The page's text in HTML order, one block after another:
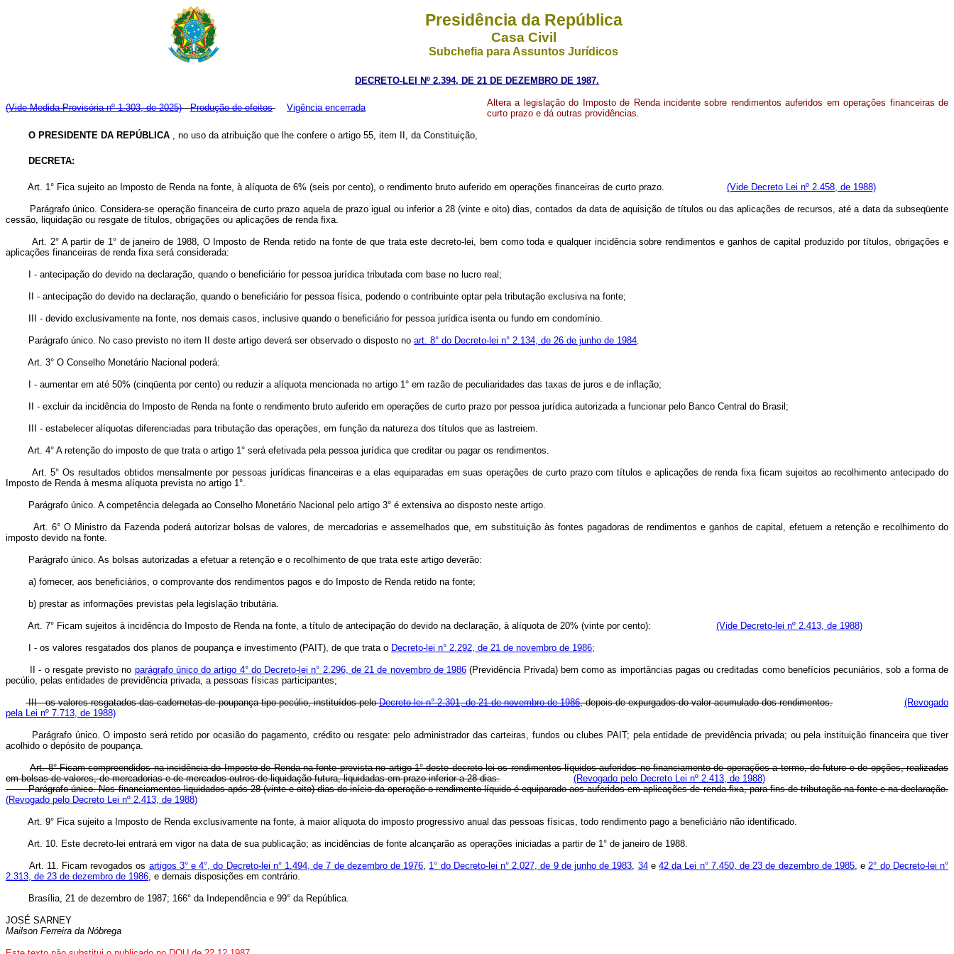
Presidência da República
Casa Civil
Subchefia para Assuntos Jurídicos
DECRETO-LEI Nº 2.394, DE 21 DE DEZEMBRO DE 1987.
(Vide Medida Provisória nº 1.303, de 2025) Produção de efeitos Vigência encerrada
Altera a legislação do Imposto de Renda incidente sobre rendimentos auferidos em operações financeiras de
curto prazo e dá outras providências.
O PRESIDENTE DA REPÚBLICA , no uso da atribuição que lhe confere o artigo 55, item II, da Constituição,
DECRETA:
Art. 1° Fica sujeito ao Imposto de Renda na fonte, à alíquota de 6% (seis por cento), o rendimento bruto auferido em operações financeiras de curto prazo. (Vide Decreto Lei nº 2.458, de 1988)
Parágrafo único. Considera-se operação financeira de curto prazo aquela de prazo igual ou inferior a 28 (vinte e oito) dias, contados da data de aquisição de títulos ou das aplicações de recursos, até a data da subseqüente
cessão, liquidação ou resgate de títulos, obrigações ou aplicações de renda fixa.
Art. 2° A partir de 1° de janeiro de 1988, O Imposto de Renda retido na fonte de que trata este decreto-lei, bem como toda e qualquer incidência sobre rendimentos e ganhos de capital produzido por títulos, obrigações e
aplicações financeiras de renda fixa será considerada:
I - antecipação do devido na declaração, quando o beneficiário for pessoa jurídica tributada com base no lucro real;
II - antecipação do devido na declaração, quando o beneficiário for pessoa física, podendo o contribuinte optar pela tributação exclusiva na fonte;
III - devido exclusivamente na fonte, nos demais casos, inclusive quando o beneficiário for pessoa jurídica isenta ou fundo em condomínio.
Parágrafo único. No caso previsto no item II deste artigo deverá ser observado o disposto no art. 8° do Decreto-lei n° 2.134, de 26 de junho de 1984
Art. 3° O Conselho Monetário Nacional poderá:
I - aumentar em até 50% (cinqüenta por cento) ou reduzir a alíquota mencionada no artigo 1° em razão de peculiaridades das taxas de juros e de inflação;
II - excluir da incidência do Imposto de Renda na fonte o rendimento bruto auferido em operações de curto prazo por pessoa jurídica autorizada a funcionar pelo Banco Central do Brasil;
III - estabelecer alíquotas diferenciadas para tributação das operações, em função da natureza dos títulos que as lastreiem.
Art. 4° A retenção do imposto de que trata o artigo 1° será efetivada pela pessoa jurídica que creditar ou pagar os rendimentos.
Art. 5° Os resultados obtidos mensalmente por pessoas jurídicas financeiras e a elas equiparadas em suas operações de curto prazo com títulos e aplicações de renda fixa ficam sujeitos ao recolhimento antecipado do
Imposto de Renda à mesma alíquota prevista no artigo 1°.
Parágrafo único. A competência delegada ao Conselho Monetário Nacional pelo artigo 3° é extensiva ao disposto neste artigo.
Art. 6° O Ministro da Fazenda poderá autorizar bolsas de valores, de mercadorias e assemelhados que, em substituição às fontes pagadoras de rendimentos e ganhos de capital, efetuem a retenção e recolhimento do
imposto devido na fonte.
Parágrafo único. As bolsas autorizadas a efetuar a retenção e o recolhimento de que trata este artigo deverão:
a) fornecer, aos beneficiários, o comprovante dos rendimentos pagos e do Imposto de Renda retido na fonte;
b) prestar as informações previstas pela legislação tributária.
Art. 7° Ficam sujeitos à incidência do Imposto de Renda na fonte, a título de antecipação do devido na declaração, à alíquota de 20% (vinte por cento): (Vide Decreto-lei nº 2.413, de 1988)
I - os valores resgatados dos planos de poupança e investimento (PAIT), de que trata o Decreto-lei n° 2.292, de 21 de novembro de 1986;
II - o resgate previsto no parágrafo único do artigo 4° do Decreto-lei n° 2.296, de 21 de novembro de 1986 (Previdência Privada) bem como as importâncias pagas ou creditadas como benefícios pecuniários, sob a forma de
pecúlio, pelas entidades de previdência privada, a pessoas físicas participantes;
III - os valores resgatados das cadernetas de poupança tipo pecúlio, instituídos peloDecreto-lei n° 2.301, de 21 de novembro de 1986, depois de expurgados do valor acumulado dos rendimentos.
(Revogado
pela Lei nº 7.713, de 1988)
Parágrafo único. O imposto será retido por ocasião do pagamento, crédito ou resgate: pelo administrador das carteiras, fundos ou clubes PAIT; pela entidade de previdência privada; ou pela instituição financeira que tiver
acolhido o depósito de poupança.
Art. 8° Ficam compreendidos na incidência do Imposto de Renda na fonte prevista no artigo 1° deste decreto-lei os rendimentos líquidos auferidos no financiamento de operações a termo, de futuro e de opções, realizadas
em bolsas de valores, de mercadorias e de mercados outros de liquidação futura, liquidadas em prazo inferior a 28 dias.
(Revogado pelo Decreto Lei nº 2.413, de 1988)
Parágrafo único. Nos financiamentos liquidados após 28 (vinte e oito) dias do início da operação o rendimento líquido é equiparado aos auferidos em aplicações de renda fixa, para fins de tributação na fonte e na declaração.
(Revogado pelo Decreto Lei nº 2.413, de 1988)
Art. 9° Fica sujeito a Imposto de Renda exclusivamente na fonte, à maior alíquota do imposto progressivo anual das pessoas físicas, todo rendimento pago a beneficiário não identificado.
Art. 10. Este decreto-lei entrará em vigor na data de sua publicação; as incidências de fonte alcançarão as operações iniciadas a partir de 1° de janeiro de 1988.
Art. 11. Ficam revogados os artigos 3° e 4°, do Decreto-lei n° 1.494, de 7 de dezembro de 1976 1° do Decreto-lei n° 2.027, de 9 de junho de 1983 34e42 da Lei n° 7.450, de 23 de dezembro de 1985 , e 2° do Decreto-lei n°
2.313, de 23 de dezembro de 1986 , e demais disposições em contrário.
Brasília, 21 de dezembro de 1987; 166° da Independência e 99° da República.
JOSÉ SARNEY
Mailson Ferreira da Nóbrega